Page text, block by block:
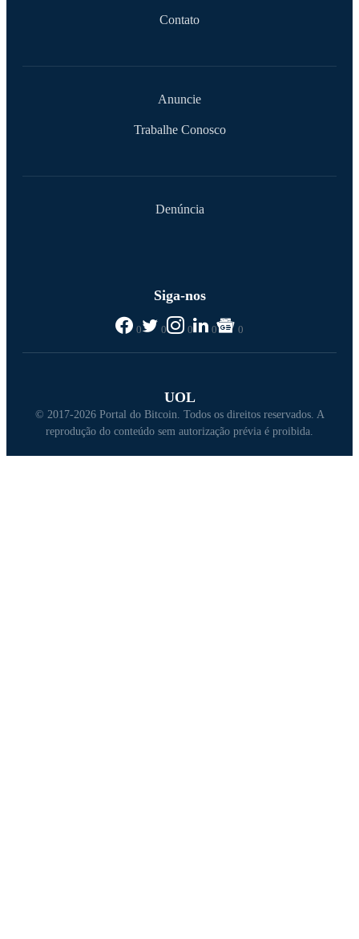
Contato
Anuncie
Trabalhe Conosco
Denúncia
Siga-nos
0 0 0 0 0
UOL
© 2017-2026 Portal do Bitcoin. Todos os direitos reservados. A
reprodução do conteúdo sem autorização prévia é proibida.